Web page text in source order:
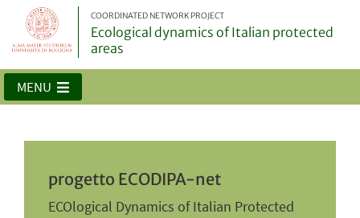
COORDINATED NETWORK PROJECT
Ecological dynamics of Italian protected
areas
MENU
progetto ECODIPA-net
ECOlogical Dynamics of Italian Protected